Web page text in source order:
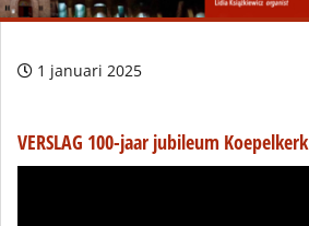
1 januari 2025
VERSLAG 100-jaar jubileum Koepelkerk